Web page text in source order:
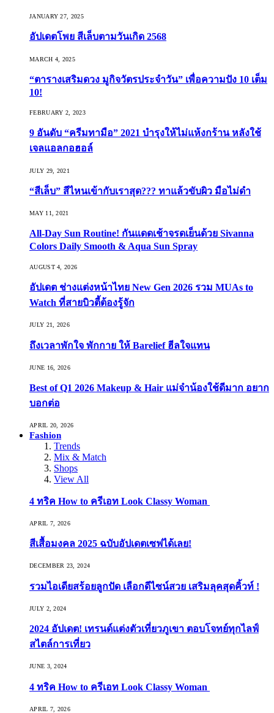
JANUARY 27, 2025
อัปเดตโพย สีเล็บตามวันเกิด 2568
MARCH 4, 2025
“ตารางเสริมดวง มูกิจวัตรประจำวัน” เพื่อความปัง 10 เต็ม
10!
FEBRUARY 2, 2023
9 อันดับ “ครีมทามือ” 2021 บำรุงให้ไม่แห้งกร้าน หลังใช้
เจลแอลกอฮอล์
JULY 29, 2021
“สีเล็บ” สีไหนเข้ากับเราสุด??? ทาแล้วขับผิว มือไม่ดำ
MAY 11, 2021
All-Day Sun Routine! กันแดดเช้าจรดเย็นด้วย Sivanna
Colors Daily Smooth & Aqua Sun Spray
AUGUST 4, 2026
อัปเดต ช่างแต่งหน้าไทย New Gen 2026 รวม MUAs to
Watch ที่สายบิวตี้ต้องรู้จัก
JULY 21, 2026
ถึงเวลาพักใจ พักกาย ให้ Barelief ฮีลใจแทน
JUNE 16, 2026
Best of Q1 2026 Makeup & Hair แม่จ๋าน้องใช้ดีมาก อยาก
บอกต่อ
APRIL 20, 2026
Fashion
Trends
Mix & Match
Shops
View All
4 ทริค How to ครีเอท Look Classy Woman
APRIL 7, 2026
สีเสื้อมงคล 2025 ฉบับอัปเดตเซฟได้เลย!
DECEMBER 23, 2024
รวมไอเดียสร้อยลูกปัด เลือกดีไซน์สวย เสริมลุคสุดคิ้วท์ !
JULY 2, 2024
2024 อัปเดต! เทรนด์แต่งตัวเที่ยวภูเขา ตอบโจทย์ทุกไลฟ์
สไตล์การเที่ยว
JUNE 3, 2024
4 ทริค How to ครีเอท Look Classy Woman
APRIL 7, 2026